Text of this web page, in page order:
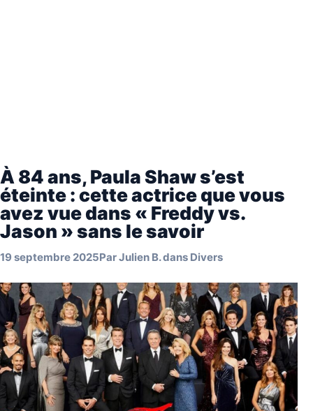
À 84 ans, Paula Shaw s’est
éteinte : cette actrice que vous
avez vue dans « Freddy vs.
Jason » sans le savoir
19 septembre 2025ParJulien B.dans Divers